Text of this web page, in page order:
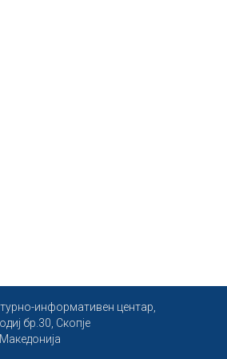
информативен центар,
бр.30, Скопје